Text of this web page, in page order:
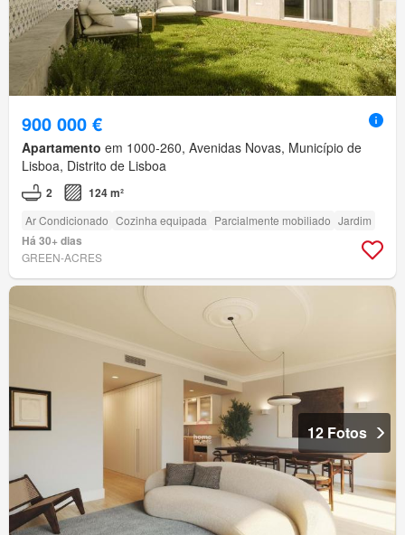
900 000 €
Apartamento em 1000-260, Avenidas Novas, Município de
Lisboa, Distrito de Lisboa
2 124 m²
Ar Condicionado Cozinha equipada Parcialmente mobiliado Jardim
Há 30+ dias
GREEN-ACRES
12 Fotos